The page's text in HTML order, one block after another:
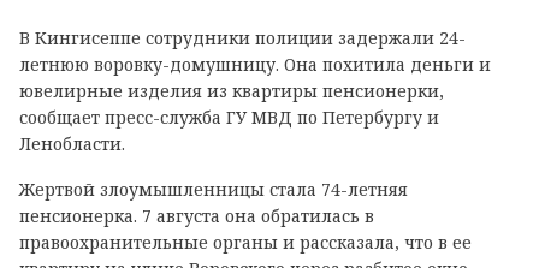
В Кингисеппе сотрудники полиции задержали 24-
летнюю воровку-домушницу. Она похитила деньги и
ювелирные изделия из квартиры пенсионерки,
сообщает пресс-служба ГУ МВД по Петербургу и
Ленобласти.
Жертвой злоумышленницы стала 74-летняя
пенсионерка. 7 августа она обратилась в
правоохранительные органы и рассказала, что в ее